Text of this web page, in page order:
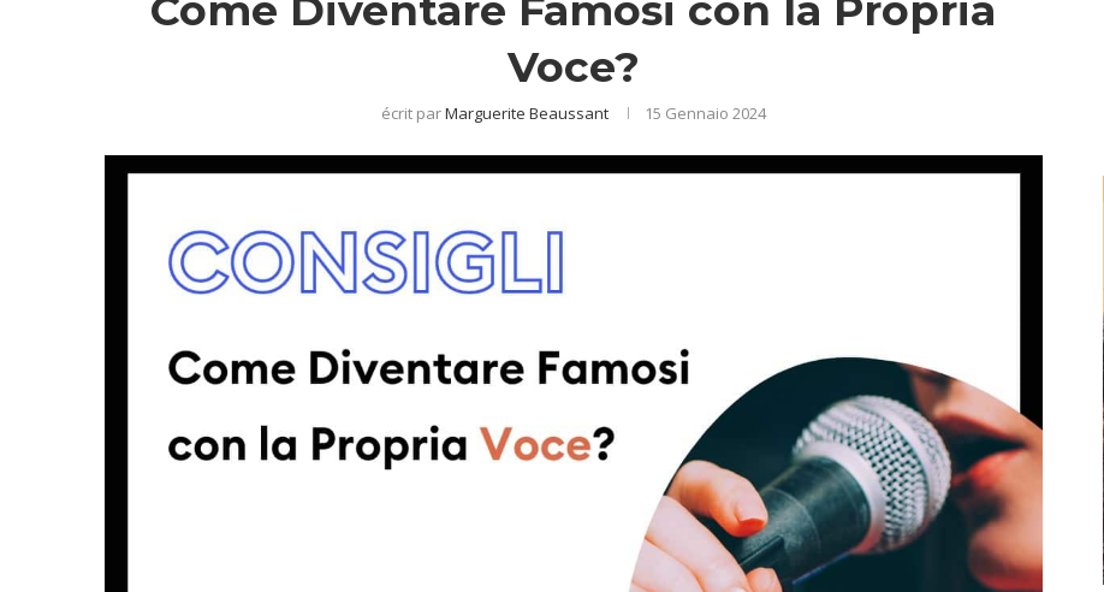
Voce?
écrit parMarguerite Beaussant 15 Gennaio 2024